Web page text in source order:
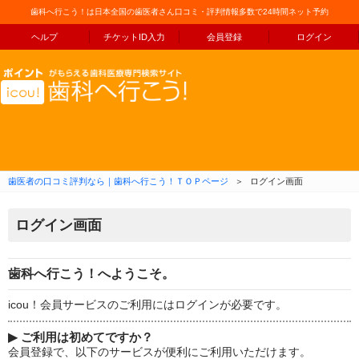
歯科へ行こう！は日本全国の歯医者さん口コミ・評判情報多数で24時間ネット予約
ヘルプ チケットID入力 会員登録 ログイン
コンテンツへ移動
歯医者の口コミ評判なら｜歯科へ行こう！ＴＯＰページ ＞ ログイン画面
ログイン画面
歯科へ行こう！へようこそ。
icou！会員サービスのご利用にはログインが必要です。
▶ ご利用は初めてですか？
会員登録で、以下のサービスが便利にご利用いただけます。